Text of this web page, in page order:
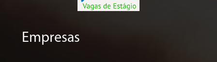
Empresas